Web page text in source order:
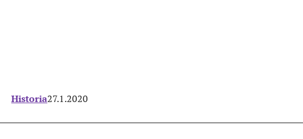
Historia27.1.2020